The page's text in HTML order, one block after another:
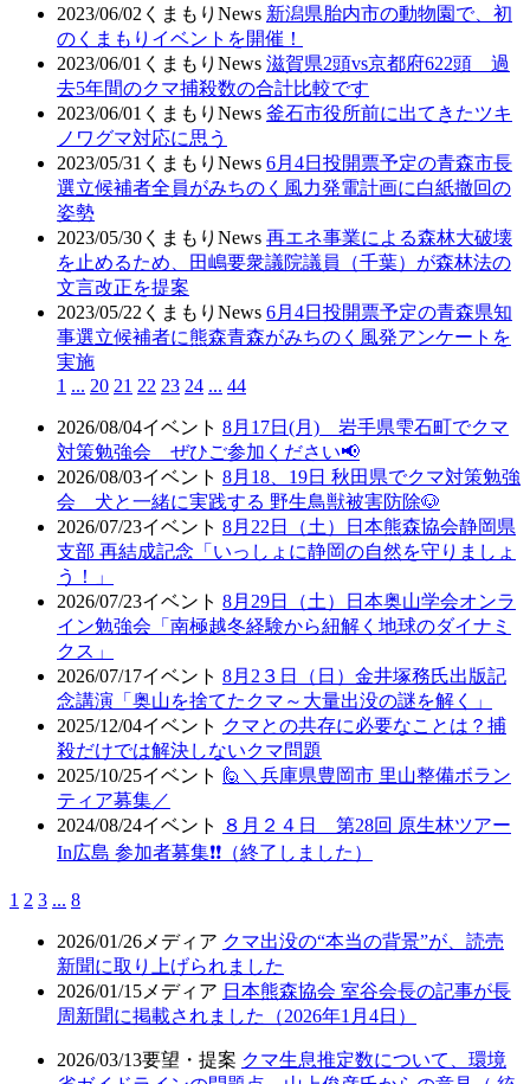
2023/06/02 くまもりNews 新潟県胎内市の動物園で、初
のくまもりイベントを開催！
2023/06/01 くまもりNews 滋賀県2頭vs京都府622頭 過
去5年間のクマ捕殺数の合計比較です
2023/06/01 くまもりNews 釜石市役所前に出てきたツキ
ノワグマ対応に思う
2023/05/31 くまもりNews 6月4日投開票予定の青森市長
選立候補者全員がみちのく風力発電計画に白紙撤回の
姿勢
2023/05/30 くまもりNews 再エネ事業による森林大破壊
を止めるため、田嶋要衆議院議員（千葉）が森林法の
文言改正を提案
2023/05/22 くまもりNews 6月4日投開票予定の青森県知
事選立候補者に熊森青森がみちのく風発アンケートを
実施
1 ... 20 21 22 23 24 ... 44
2026/08/04イベント 8月17日(月) 岩手県雫石町でクマ
対策勉強会 ぜひご参加ください📢
2026/08/03イベント 8月18、19日 秋田県でクマ対策勉強
会 犬と一緒に実践する 野生鳥獣被害防除🐶
2026/07/23イベント 8月22日（土）日本熊森協会静岡県
支部 再結成記念「いっしょに静岡の自然を守りましょ
う！」
2026/07/23イベント 8月29日（土）日本奥山学会オンラ
イン勉強会「南極越冬経験から紐解く地球のダイナミ
クス」
2026/07/17イベント 8月2３日（日）金井塚務氏出版記
念講演「奥山を捨てたクマ～大量出没の謎を解く」
2025/12/04イベント クマとの共存に必要なことは？捕
殺だけでは解決しないクマ問題
2025/10/25イベント 🙋＼兵庫県豊岡市 里山整備ボラン
ティア募集／
2024/08/24イベント
８月２４日 第28回 原生林ツアー
In広島 参加者募集❗❗（終了しました）
1 2 3 ... 8
2026/01/26 メディア クマ出没の“本当の背景”が、読売
新聞に取り上げられました
2026/01/15 メディア 日本熊森協会 室谷会長の記事が長
周新聞に掲載されました（2026年1月4日）
2026/03/13要望・提案 クマ生息推定数について、環境